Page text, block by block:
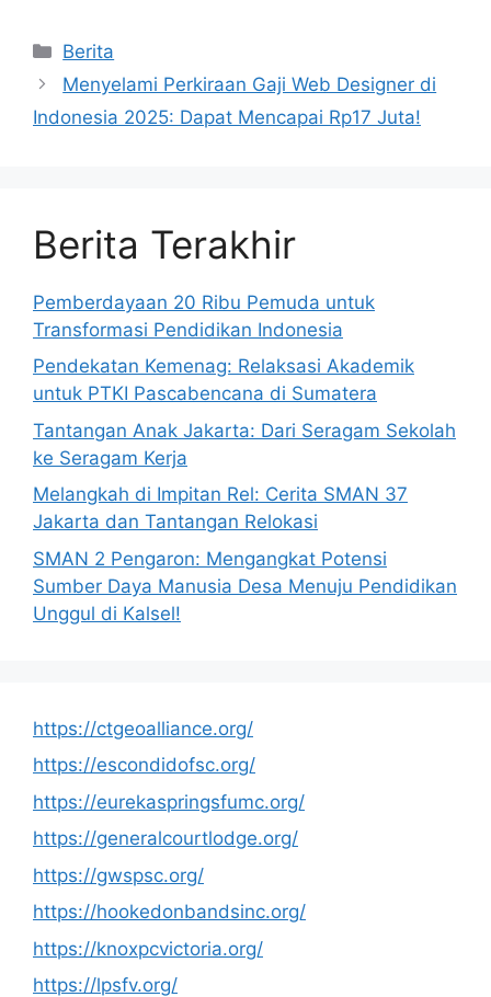
Kategori
Berita
Menyelami Perkiraan Gaji Web Designer di
Indonesia 2025: Dapat Mencapai Rp17 Juta!
Berita Terakhir
Pemberdayaan 20 Ribu Pemuda untuk
Transformasi Pendidikan Indonesia
Pendekatan Kemenag: Relaksasi Akademik
untuk PTKI Pascabencana di Sumatera
Tantangan Anak Jakarta: Dari Seragam Sekolah
ke Seragam Kerja
Melangkah di Impitan Rel: Cerita SMAN 37
Jakarta dan Tantangan Relokasi
SMAN 2 Pengaron: Mengangkat Potensi
Sumber Daya Manusia Desa Menuju Pendidikan
Unggul di Kalsel!
https://ctgeoalliance.org/
https://escondidofsc.org/
https://eurekaspringsfumc.org/
https://generalcourtlodge.org/
https://gwspsc.org/
https://hookedonbandsinc.org/
https://knoxpcvictoria.org/
https://lpsfv.org/